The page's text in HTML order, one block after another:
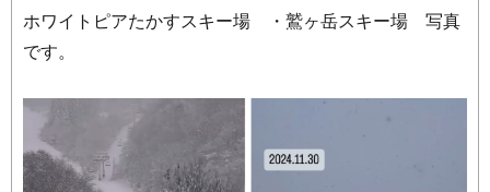
ホワイトピアたかすスキー場 ・鷲ヶ岳スキー場 写真
です。